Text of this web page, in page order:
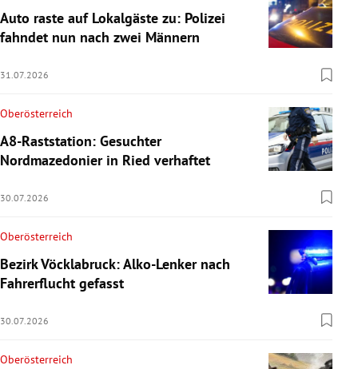
Auto raste auf Lokalgäste zu: Polizei
fahndet nun nach zwei Männern
31.07.2026
Oberösterreich
A8-Raststation: Gesuchter
Nordmazedonier in Ried verhaftet
30.07.2026
Oberösterreich
Bezirk Vöcklabruck: Alko-Lenker nach
Fahrerflucht gefasst
30.07.2026
Oberösterreich